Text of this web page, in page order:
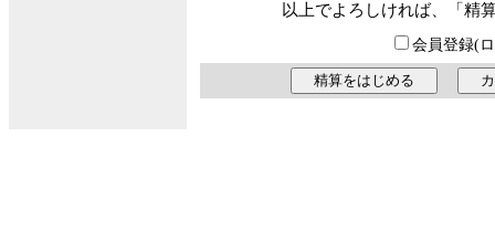
以上でよろしければ、「精
会員登録(